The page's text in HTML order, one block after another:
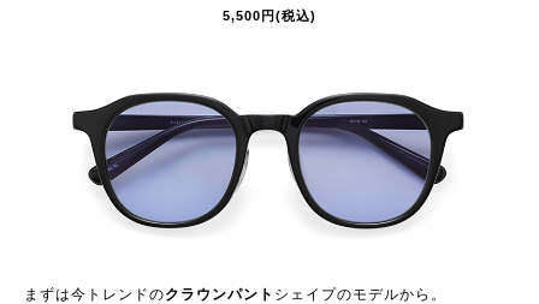
5,500円(税込)
まずは今トレンドのクラウンパント シェイプのモデルから。